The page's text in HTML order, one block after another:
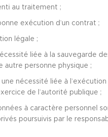
au traitement ;
exécution d’un contrat ;
légale ;
liée à la sauvegarde
autre personne physique ;
nécessité liée à l’exécution
de l’autorité publique ;
à caractère personnel
poursuivis par le